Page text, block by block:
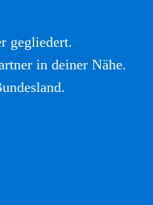
gegliedert.
in deiner Nähe.